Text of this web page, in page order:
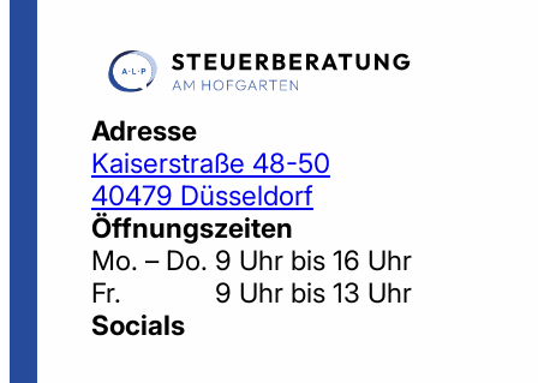
Adresse
Kaiserstraße 48-50
40479 Düsseldorf
Öffnungszeiten
Mo. – Do. 9 Uhr bis 16 Uhr
Fr. 9 Uhr bis 13 Uhr
Socials